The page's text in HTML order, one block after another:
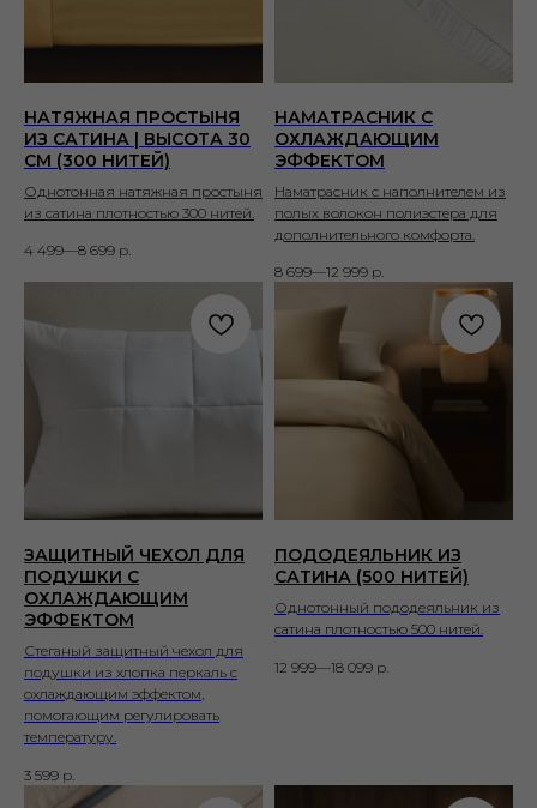
НАТЯЖНАЯ ПРОСТЫНЯ
ИЗ САТИНА | ВЫСОТА 30
СМ (300 НИТЕЙ)
Однотонная натяжная простыня
из сатина плотностью 300 нитей.
4 499—8 699 р.
НАМАТРАСНИК С
ОХЛАЖДАЮЩИМ
ЭФФЕКТОМ
Наматрасник с наполнителем из
полых волокон полиэстера для
дополнительного комфорта.
8 699—12 999 р.
ЗАЩИТНЫЙ ЧЕХОЛ ДЛЯ
ПОДУШКИ С
ОХЛАЖДАЮЩИМ
ЭФФЕКТОМ
Стеганый защитный чехол для
подушки из хлопка перкаль с
охлаждающим эффектом,
помогающим регулировать
температуру.
3 599 р.
ПОДОДЕЯЛЬНИК ИЗ
САТИНА (500 НИТЕЙ)
Однотонный пододеяльник из
сатина плотностью 500 нитей.
12 999—18 099 р.